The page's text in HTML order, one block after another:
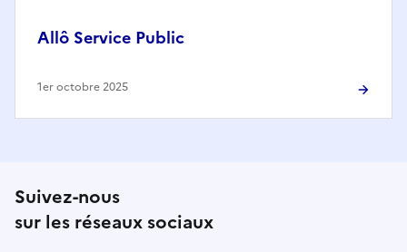
Allô Service Public
1er octobre 2025
Suivez-nous
sur les réseaux sociaux